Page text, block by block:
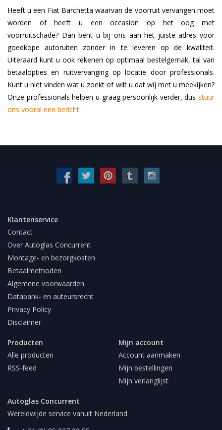
Heeft u een Fiat Barchetta waarvan de voorruit vervangen moet
worden of heeft u een occasion op het oog met
voorruitschade? Dan bent u bij ons aan het juiste adres voor
goedkope autoruiten zonder in te leveren op de kwaliteit.
Uiteraard kunt u ook rekenen op optimaal bestelgemak, tal van
betaalopties en ruitvervanging op locatie door professionals.
Kunt u niet vinden wat u zoekt of wilt u dat wij met u meekijken?
Onze professionals helpen u graag persoonlijk verder, dus stuur
ons vooral een bericht.
Klantenservice
Contact
Over Autoglas Concurrent
Montage- en bezorgkosten
Betaalmethoden
Algemene voorwaarden
Databank- en auteursrecht
Privacy Policy
Disclaimer
Producten
Alle producten
RSS-feed
Mijn account
Account aanmaken
Mijn bestellingen
Mijn verlanglijst
Autoglas Concurrent
Wereldwijde service vanuit Nederland